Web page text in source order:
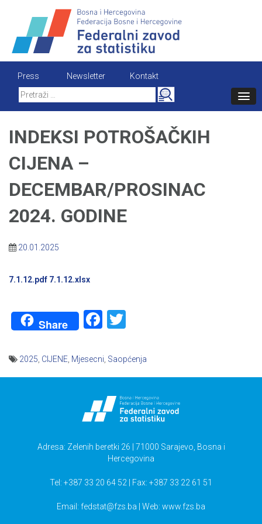
content
Press Newsletter
Kontakt
Search
for:
INDEKSI POTROŠAČKIH
CIJENA –
DECEMBAR/PROSINAC
2024. GODINE
20.01.2025
7.1.12.pdf 7.1.12.xlsx
Share Facebook
2025 CIJENE Mjesecni Saopćenja
Adresa: Zelenih beretki 26 | 71000 Sarajevo, Bosna i
Hercegovina
Tel: +387 33 20 64 52 | Fax: +387 33 22 61 51
Email: fedstat@fzs.ba | Web: www.fzs.ba